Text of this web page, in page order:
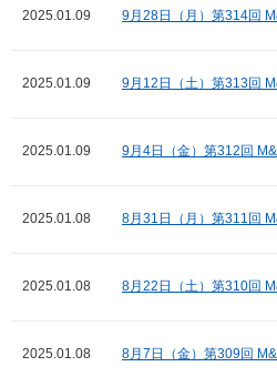
2025.01.09 9月28日（月）第314回
2025.01.09 9月12日（土）第313回
2025.01.09 9月4日（金）第312回
2025.01.08 8月31日（月）第311回
2025.01.08 8月22日（土）第310回
2025.01.08 8月7日（金）第309回